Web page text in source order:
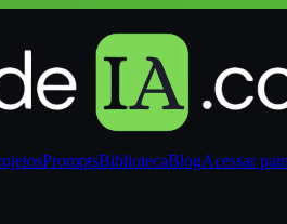
PromptsBibliotecaBlogAcessar